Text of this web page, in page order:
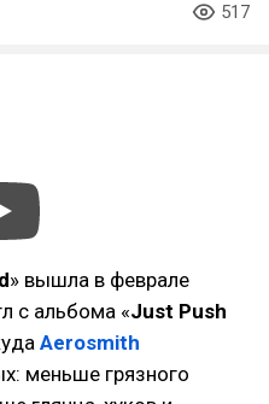
517
» вышла в феврале
с альбома «Just Push
Aerosmith
меньше грязного